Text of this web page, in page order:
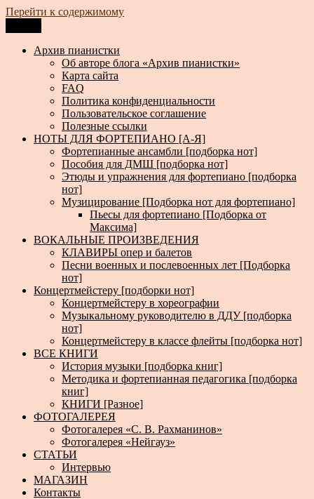
Перейти к содержимому
Архив пианистки
Всё для пианистов: ноты, книги, музыка, статьи…
Архив пианистки
Об авторе блога «Архив пианистки»
Карта сайта
FAQ
Политика конфиденциальности
Пользовательское соглашение
Полезные ссылки
НОТЫ ДЛЯ ФОРТЕПИАНО [А-Я]
Фортепианные ансамбли [подборка нот]
Пособия для ДМШ [подборка нот]
Этюды и упражнения для фортепиано [подборка
нот]
Музицирование [Подборка нот для фортепиано]
Пьесы для фортепиано [Подборка от
Максима]
ВОКАЛЬНЫЕ ПРОИЗВЕДЕНИЯ
КЛАВИРЫ опер и балетов
Песни военных и послевоенных лет [Подборка
нот]
Концертмейстеру [подборки нот]
Концертмейстеру в хореографии
Музыкальному руководителю в ДДУ [подборка
нот]
Концертмейстеру в классе флейты [подборка нот]
ВСЕ КНИГИ
История музыки [подборка книг]
Методика и фортепианная педагогика [подборка
книг]
КНИГИ [Разное]
ФОТОГАЛЕРЕЯ
Фотогалерея «С. В. Рахманинов»
Фотогалерея «Нейгауз»
СТАТЬИ
Интервью
МАГАЗИН
Контакты